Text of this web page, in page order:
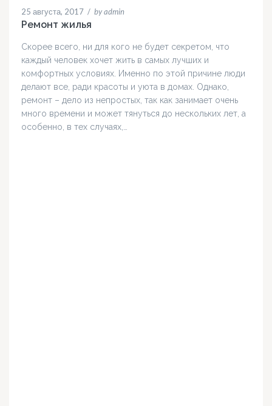
25 августа, 2017 / by admin
Ремонт жилья
Скорее всего, ни для кого не будет секретом, что
каждый человек хочет жить в самых лучших и
комфортных условиях. Именно по этой причине люди
делают все, ради красоты и уюта в домах. Однако,
ремонт – дело из непростых, так как занимает очень
много времени и может тянуться до нескольких лет, а
особенно, в тех случаях,…